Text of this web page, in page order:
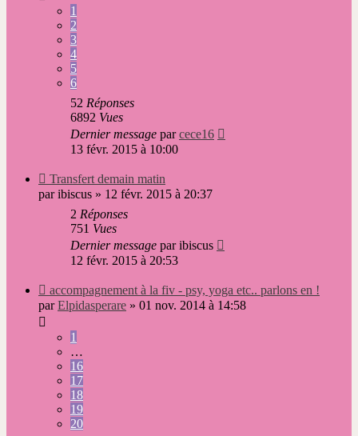
1
2
3
4
5
6
52 Réponses
6892 Vues
Dernier message parcece16
13 févr. 2015 à 10:00
Nouveau
message
Transfert demain matin
paribiscus » 12 févr. 2015 à 20:37
2 Réponses
751 Vues
Dernier message paribiscus
12 févr. 2015 à 20:53
Nouveau
message
accompagnement à la fiv - psy, yoga etc.. parlons en !
parElpidasperare » 01 nov. 2014 à 14:58
1
…
16
17
18
19
20